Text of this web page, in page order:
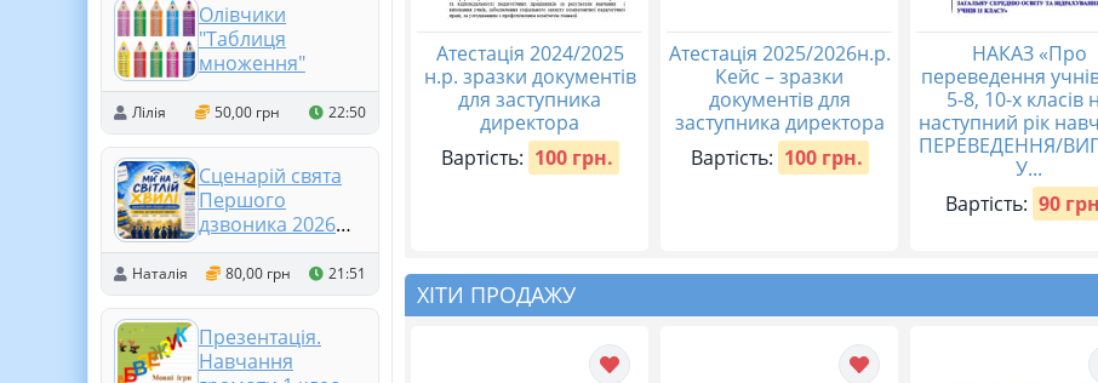
Олівчики
"Таблиця
множення"
Лілія 50,00 грн 22:50
Сценарій свята
Першого
дзвоника 2026
«Ми на світлій
хвилі. Пароль до
шкільної мережі»
Наталія 80,00 грн 21:51
Презентація.
Навчання
Атестація 2024/2025
н.р. зразки документів
для заступника
директора
Вартість: 100 грн.
Атестація 2025/2026н.р.
Кейс – зразки
документів для
заступника директора
Вартість: 100 грн.
НАКАЗ «Про
переведення
5-8, 10-х класів
наступний рік
ПЕРЕВЕДЕННЯ/
У...
Вартість: 90
ХІТИ ПРОДАЖУ